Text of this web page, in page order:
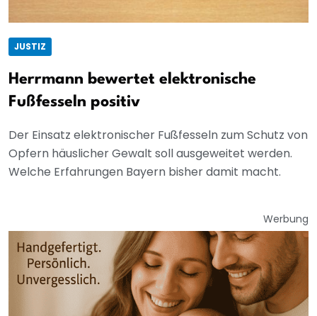
JUSTIZ
Herrmann bewertet elektronische
Fußfesseln positiv
Der Einsatz elektronischer Fußfesseln zum Schutz von
Opfern häuslicher Gewalt soll ausgeweitet werden.
Welche Erfahrungen Bayern bisher damit macht.
Werbung